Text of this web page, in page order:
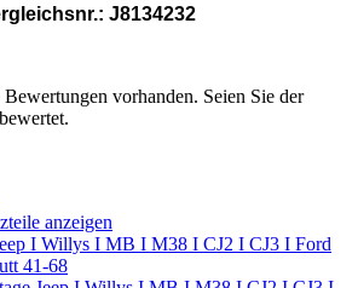
J8134232
vorhanden. Seien Sie der
anzeigen
I Willys I MB I M38 I CJ2 I CJ3 I Ford
41-68